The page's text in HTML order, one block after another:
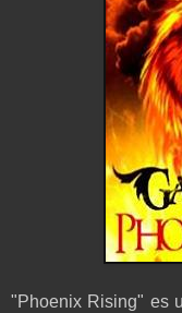
"Phoenix Rising" es